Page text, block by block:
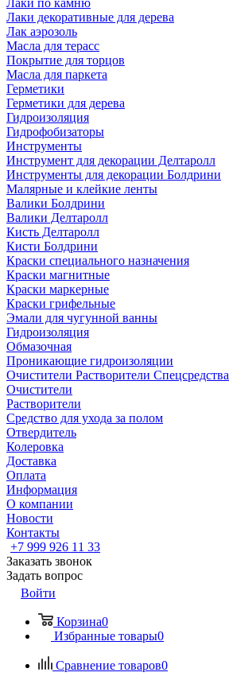
Лаки по камню
Лаки декоративные для дерева
Лак аэрозоль
Масла для терасс
Покрытие для торцов
Масла для паркета
Герметики
Герметики для дерева
Гидроизоляция
Гидрофобизаторы
Инструменты
Инструмент для декорации Делтаролл
Инструменты для декорации Болдрини
Малярные и клейкие ленты
Валики Болдрини
Валики Делтаролл
Кисть Делтаролл
Кисти Болдрини
Краски специального назначения
Краски магнитные
Краски маркерные
Краски грифельные
Эмали для чугунной ванны
Гидроизоляция
Обмазочная
Проникающие гидроизоляции
Очистители Растворители Спецсредства
Очистители
Растворители
Средство для ухода за полом
Отвердитель
Колеровка
Доставка
Оплата
Информация
О компании
Новости
Контакты
+7 999 926 11 33
Заказать звонок
Задать вопрос
Войти
Корзина0
Избранные товары0
Сравнение товаров0